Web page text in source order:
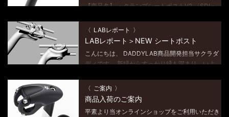
【商品名】 ・クランプシートポストV2 〈SDL-
ポストコラムサイズに合わせたクランプ（シート
取付金具）付きアルミシートポ […]
LABレポート
LABレポート＞NEW シートポスト
こんにちは、 DADDYLAB商品開発担当サクラダ
ディです。 新緑からすっかり緑も深まり、いよ
た。 アクティブなストライダーファミリーの皆
様にとってはワクワクしちゃうシーズンです […]
ご案内
商品入荷のご案内
平素より当オンラインショップをご利用いただき